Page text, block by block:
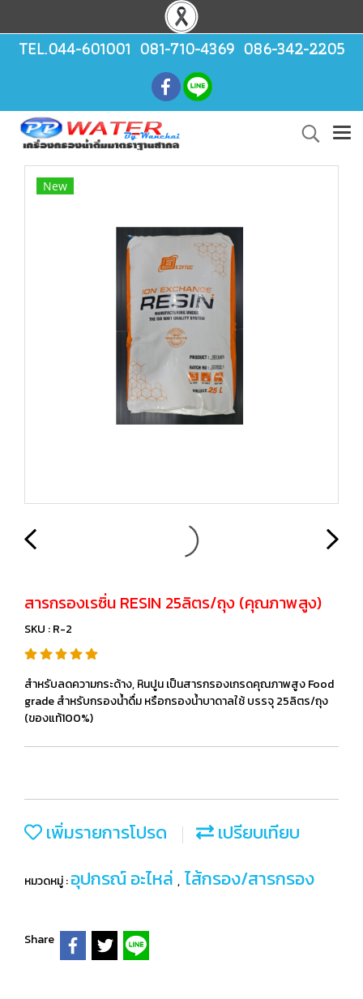
TEL.044-601001 081-710-4369 086-342-2205
New
สารกรองเรซิ่น RESIN 25ลิตร/ถุง (คุณภาพสูง)
SKU : R-2
สำหรับลดความกระด้าง, หินปูน เป็นสารกรองเกรดคุณภาพสูง Food
grade สำหรับกรองน้ำดื่ม หรือกรองน้ำบาดาลใช้ บรรจุ 25ลิตร/ถุง
(ของแท้100%)
เพิ่มรายการโปรด เปรียบเทียบ
หมวดหมู่ :อุปกรณ์ อะไหล่ , ไส้กรอง/สารกรอง
Share